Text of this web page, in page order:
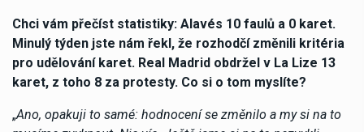
Chci vám přečíst statistiky: Alavés 10 faulů a 0 karet.
Minulý týden jste nám řekl, že rozhodčí změnili kritéria
pro udělování karet. Real Madrid obdržel v La Lize 13
karet, z toho 8 za protesty. Co si o tom myslíte?
„Ano, opakuji to samé: hodnocení se změnilo a my si na to